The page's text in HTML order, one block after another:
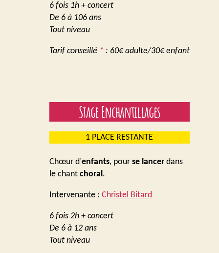
6 fois 1h + concert
De 6 à 106 ans
Tout niveau
Tarif conseillé * : 60€ adulte/30€ enfant
Stage Enchantillages
1 PLACE RESTANTE
Chœur d’enfants, pour se lancerdans
le chant choral .
Intervenante : Christel Bitard
6 fois 2h + concert
De 6 à 12 ans
Tout niveau